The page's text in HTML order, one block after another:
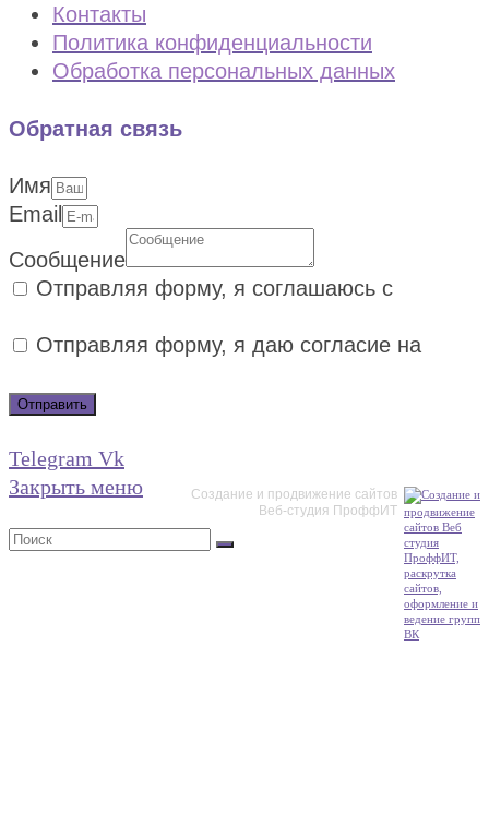
Контакты
Политика конфиденциальности
Обработка персональных данных
Обратная связь
Имя
Email
Сообщение
Отправляя форму, я соглашаюсь с
Отправляя форму, я даю согласие на
Отправить
Telegram Vk
Создание и продвижение сайтов
Веб-студия ПроффИТ
Закрыть меню